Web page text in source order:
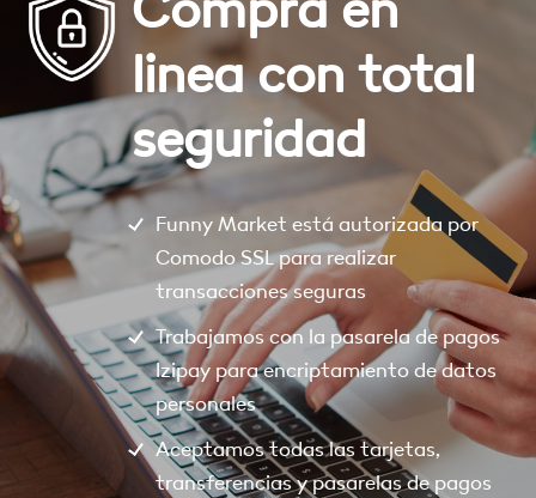
linea con total
seguridad
Funny Market está autorizada por
Comodo SSL para realizar
transacciones seguras
Trabajamos con la pasarela de pagos
Izipay para encriptamiento de datos
personales
Aceptamos todas las tarjetas,
transferencias y pasarelas de pagos